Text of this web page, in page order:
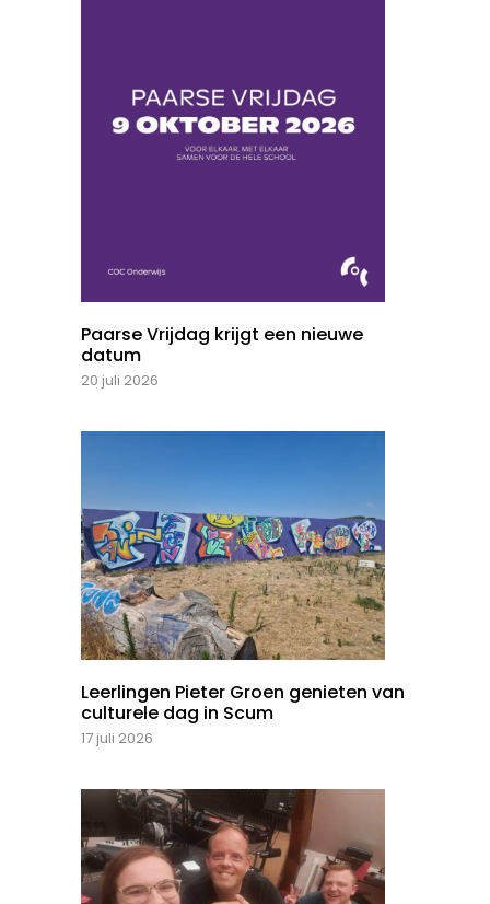
Paarse Vrijdag krijgt een nieuwe
datum
20 juli 2026
Leerlingen Pieter Groen genieten van
culturele dag in Scum
17 juli 2026